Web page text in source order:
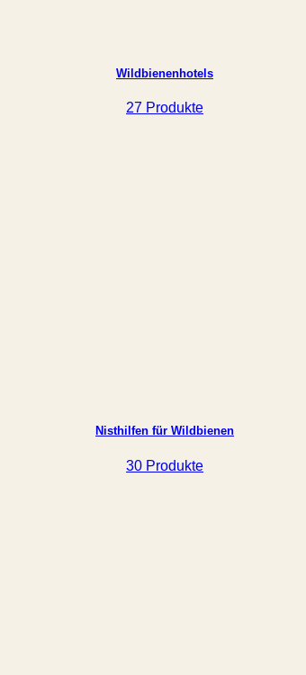
Wildbienenhotels
27 Produkte
Nisthilfen für Wildbienen
30 Produkte